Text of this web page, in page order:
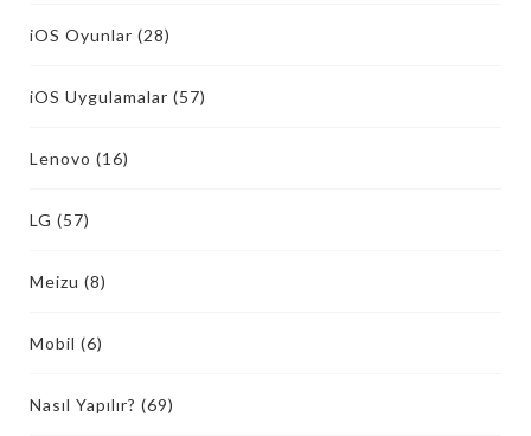
iOS Oyunlar (28)
iOS Uygulamalar (57)
Lenovo (16)
LG (57)
Meizu (8)
Mobil (6)
Nasıl Yapılır? (69)